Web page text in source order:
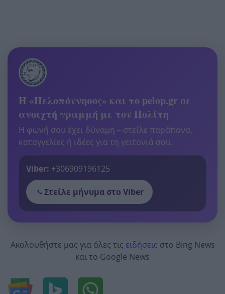
Η «Πελοπόννησος» και το pelop.gr σε
ανοιχτή γραμμή με τον Πολίτη
Η φωνή σου έχει δύναμη – στείλε παράπονα,
καταγγελίες ή ιδέες για τη γειτονιά σου.
Viber: +306909196125
Στείλε μήνυμα στο Viber
Ακολουθήστε μας για όλες τις ειδήσεις στο Bing News
και το Google News